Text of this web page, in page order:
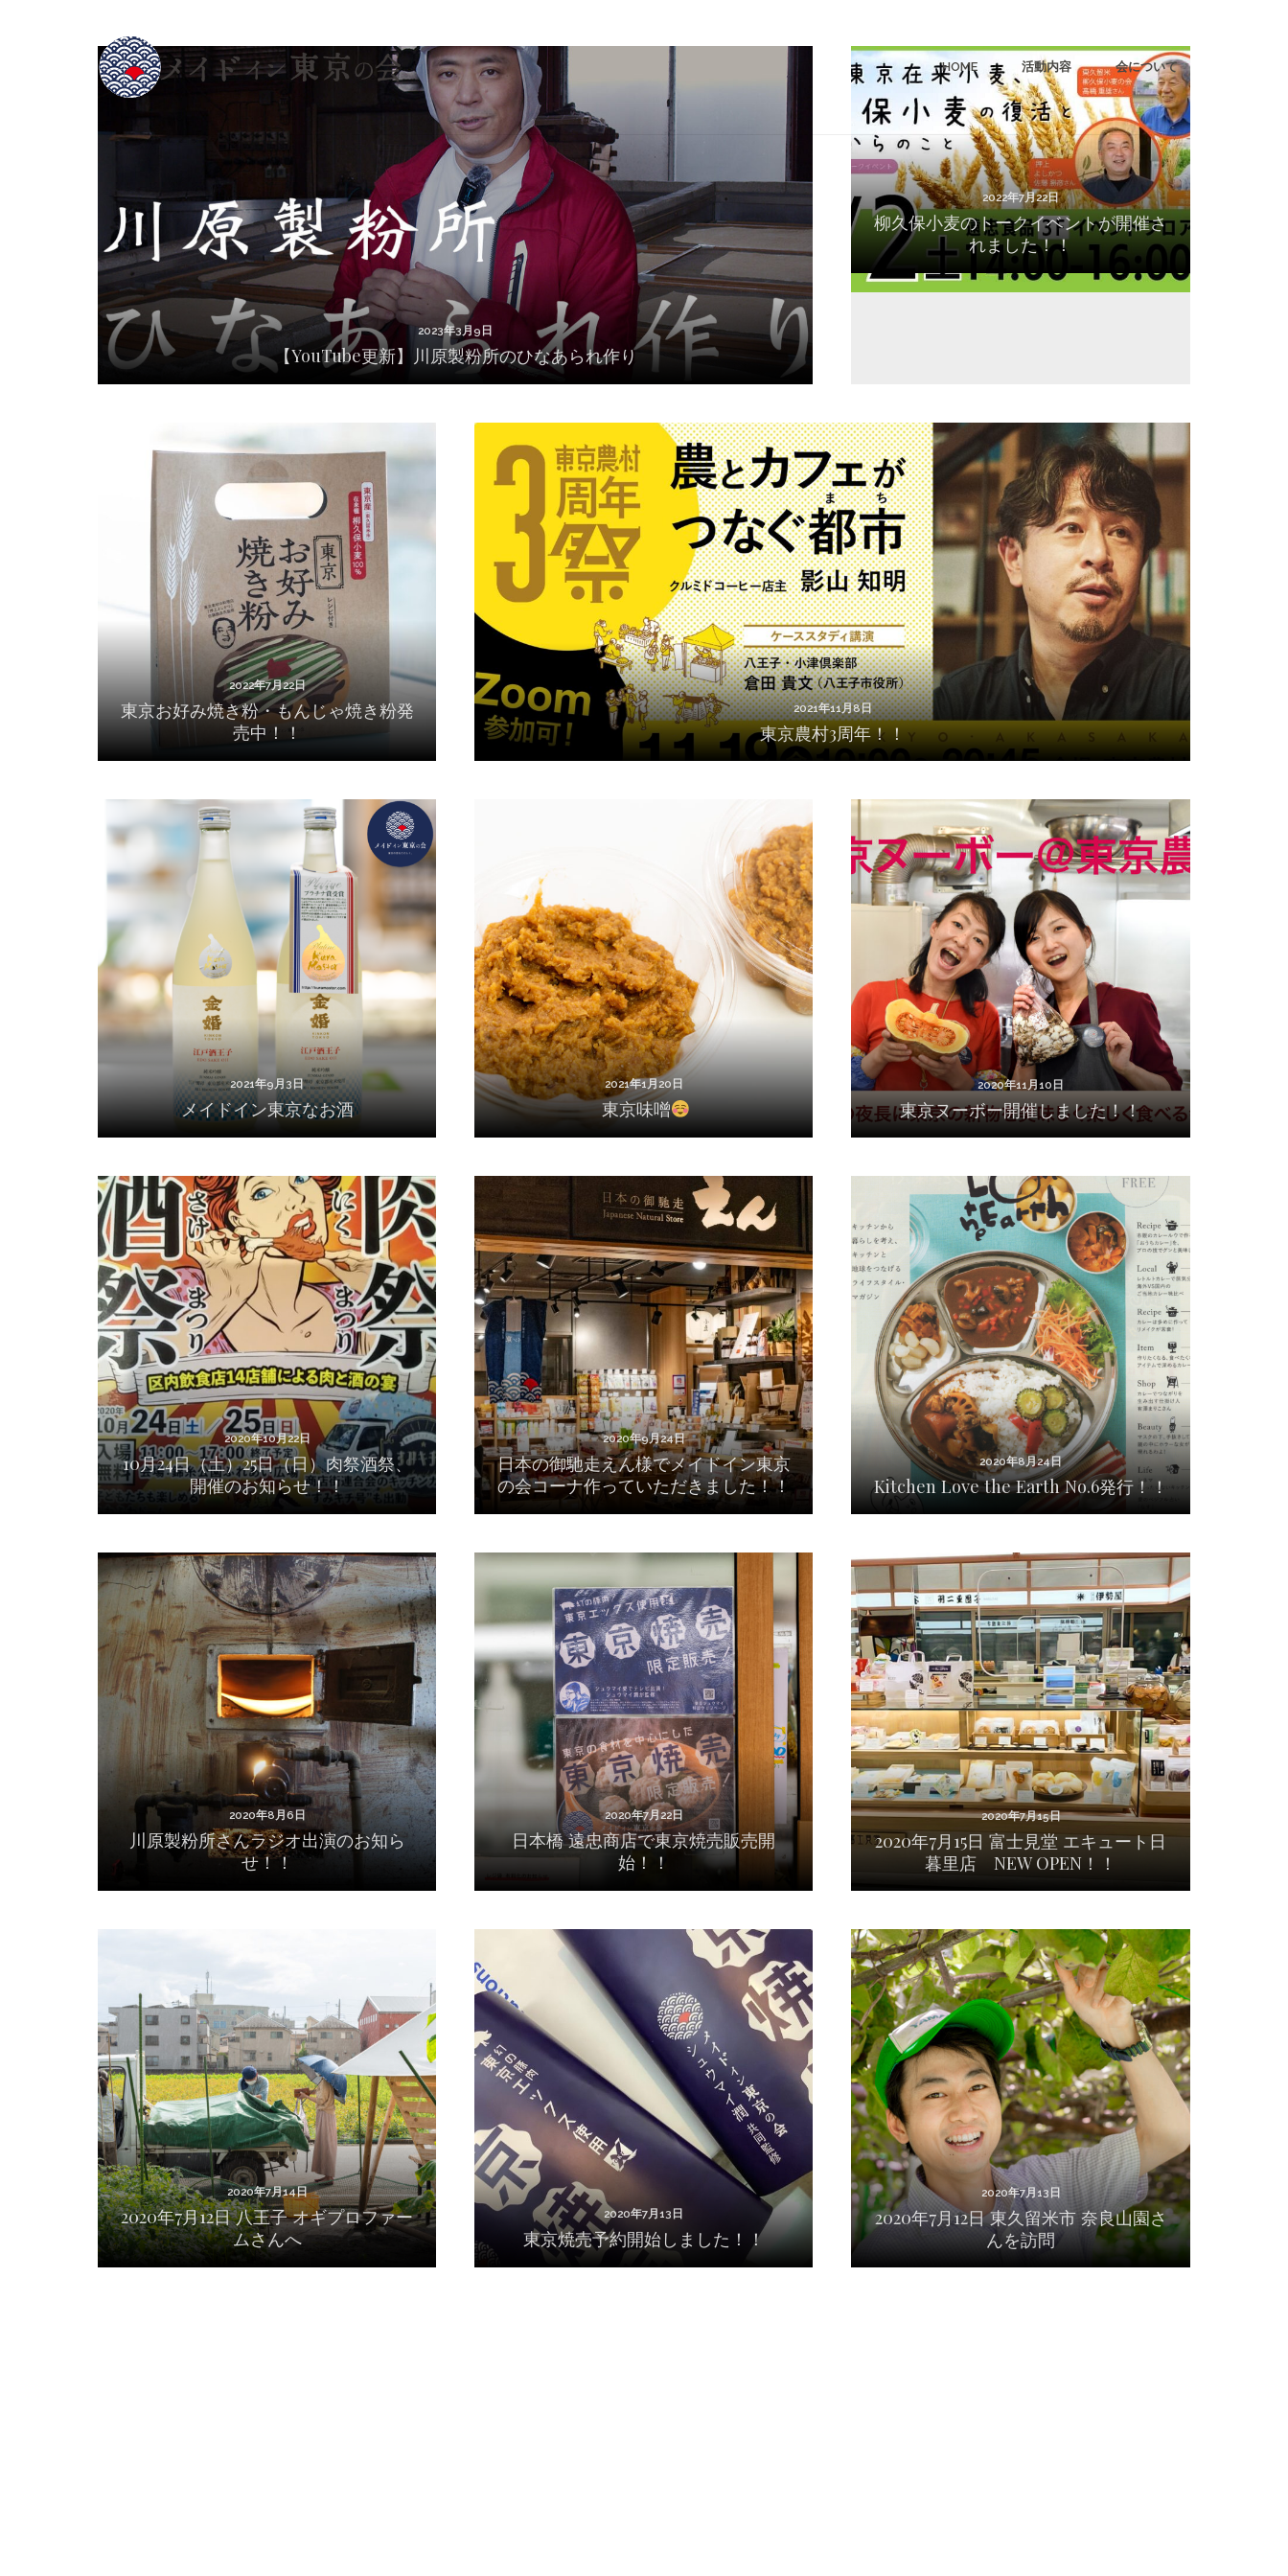
HOME 活動内容 会について
2023年3月9日
【YouTube更新】川原製粉所のひなあられ作り
2023年3月9日
【YouTube更新】川原製粉所のひなあられ作り
2022年7月22日
柳久保小麦のトークイベントが開催されまし
た！！
2022年7月22日
柳久保小麦のトークイベントが開催さ
れました！！
2022年7月22日
東京お好み焼き粉・もんじゃ焼き粉発売
中！！
2022年7月22日
東京お好み焼き粉・もんじゃ焼き粉発
売中！！
2021年11月8日
東京農村3周年！！
2021年11月8日
東京農村3周年！！
2021年9月3日
メイドイン東京なお酒
2021年9月3日
メイドイン東京なお酒
2021年1月20日
東京味噌
2021年1月20日
東京味噌
2020年11月10日
東京ヌーボー開催しました！！
2020年11月10日
東京ヌーボー開催しました！！
2020年10月22日
10月24日（土）25日（日）肉祭酒祭、開催の
お知らせ！！
2020年10月22日
10月24日（土）25日（日）肉祭酒祭、
開催のお知らせ！！
2020年9月24日
日本の御馳走えん様でメイドイン東京の会コ
ーナ作っていただきました！！
2020年9月24日
日本の御馳走えん様でメイドイン東京
の会コーナ作っていただきました！！
2020年8月24日
Kitchen Love the Earth No.6発行！！
2020年8月24日
Kitchen Love the Earth No.6発行！！
2020年8月6日
川原製粉所さんラジオ出演のお知らせ！！
2020年8月6日
川原製粉所さんラジオ出演のお知ら
せ！！
2020年7月22日
日本橋 遠忠商店で東京焼売販売開始！！
2020年7月22日
日本橋 遠忠商店で東京焼売販売開
始！！
2020年7月15日
2020年7月15日 富士見堂 エキュート日暮里
店 NEW OPEN！！
2020年7月15日
2020年7月15日 富士見堂 エキュート日
暮里店 NEW OPEN！！
2020年7月14日
2020年7月12日 八王子 オギプロファームさん
へ
2020年7月14日
2020年7月12日 八王子 オギプロファー
ムさんへ
2020年7月13日
東京焼売予約開始しました！！
2020年7月13日
東京焼売予約開始しました！！
2020年7月13日
2020年7月12日 東久留米市 奈良山園さんを訪
問
2020年7月13日
2020年7月12日 東久留米市 奈良山園さ
んを訪問